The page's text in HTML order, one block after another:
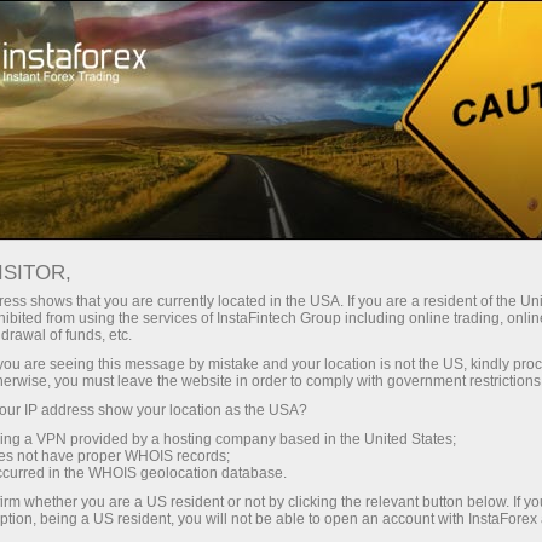
З InstaForex ви отримуєте доступ
можливостей: кредитне плече до
1:5000, одні з найкращих
спредів та комісій на ринку, а
також привабливі умови для
торгівлі акціями та індексами
Мінімальні спреди - максимум
Бонус 30% на кожен депозит
Швидкість
у трейдингу і на трасі
shows that you are currently located in the USA. If you are a resident of the
from using the services of InstaFintech Group including online trading,
of funds, etc.
are seeing this message by mistake and your location is not the US, kindly
you must leave the website in order to comply with government
IP address show your location as the USA?
a VPN provided by a hosting company based in the United States;
not have proper WHOIS records;
in the WHOIS geolocation database.
whether you are a US resident or not by clicking the relevant button below. If
being a US resident, you will not be able to open an account with InstaForex